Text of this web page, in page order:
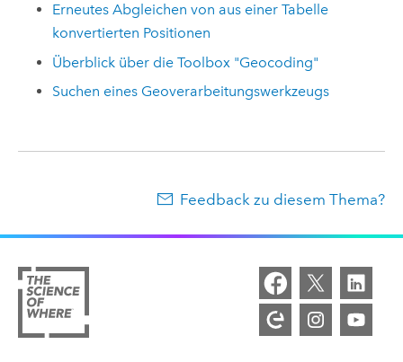
Erneutes Abgleichen von aus einer Tabelle
konvertierten Positionen
Überblick über die Toolbox "Geocoding"
Suchen eines Geoverarbeitungswerkzeugs
Feedback zu diesem Thema?